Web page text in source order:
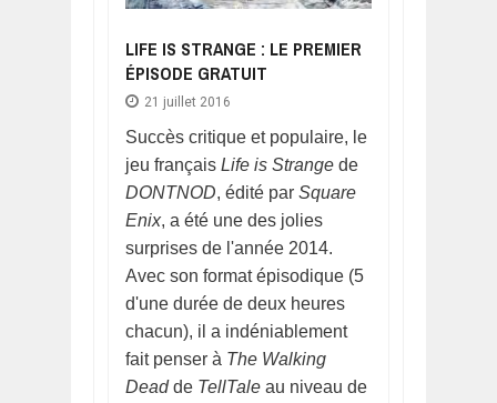
LIFE IS STRANGE : LE PREMIER
ÉPISODE GRATUIT
21 juillet 2016
Succès critique et populaire, le
jeu français Life is Strange de
DONTNOD, édité par Square
Enix, a été une des jolies
surprises de l'année 2014.
Avec son format épisodique (5
d'une durée de deux heures
chacun), il a indéniablement
fait penser à The Walking
Deadde TellTale au niveau de